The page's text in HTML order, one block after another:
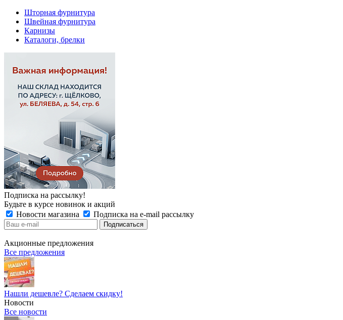
Шторная фурнитура
Швейная фурнитура
Карнизы
Каталоги, брелки
Подписка на рассылку!
Будьте в курсе новинок и акций
Новости магазина
Подписка на e-mail рассылку
Акционные предложения
Все предложения
Нашли дешевле? Сделаем скидку!
Новости
Все новости